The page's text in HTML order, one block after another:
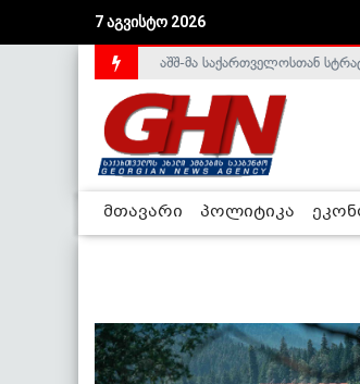
7 აგვისტო 2026
აშშ-მა საქართველოსთან
მთავარი პოლიტიკა